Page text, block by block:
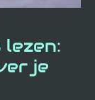
je